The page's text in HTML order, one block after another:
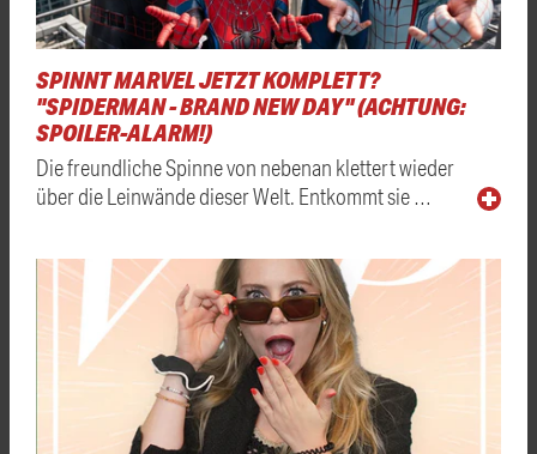
SPINNT MARVEL JETZT KOMPLETT?
"SPIDERMAN - BRAND NEW DAY" (ACHTUNG:
SPOILER-ALARM!)
Die freundliche Spinne von nebenan klettert wieder
über die Leinwände dieser Welt. Entkommt sie …